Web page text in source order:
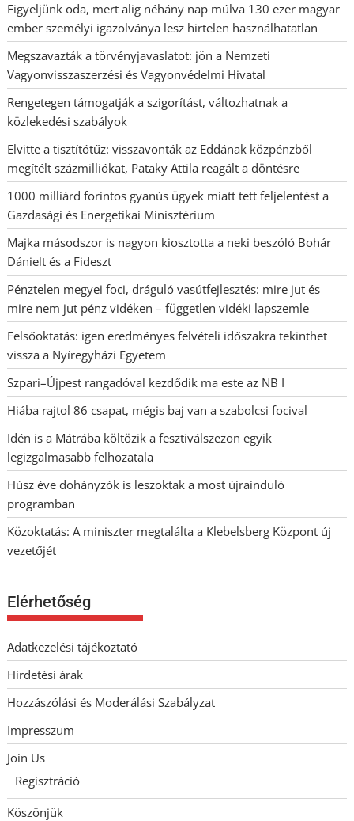
Figyeljünk oda, mert alig néhány nap múlva 130 ezer magyar
ember személyi igazolványa lesz hirtelen használhatatlan
Megszavazták a törvényjavaslatot: jön a Nemzeti
Vagyonvisszaszerzési és Vagyonvédelmi Hivatal
Rengetegen támogatják a szigorítást, változhatnak a
közlekedési szabályok
Elvitte a tisztítótűz: visszavonták az Eddának közpénzből
megítélt százmilliókat, Pataky Attila reagált a döntésre
1000 milliárd forintos gyanús ügyek miatt tett feljelentést a
Gazdasági és Energetikai Minisztérium
Majka másodszor is nagyon kiosztotta a neki beszóló Bohár
Dánielt és a Fideszt
Pénztelen megyei foci, dráguló vasútfejlesztés: mire jut és
mire nem jut pénz vidéken – független vidéki lapszemle
Felsőoktatás: igen eredményes felvételi időszakra tekinthet
vissza a Nyíregyházi Egyetem
Szpari–Újpest rangadóval kezdődik ma este az NB I
Hiába rajtol 86 csapat, mégis baj van a szabolcsi focival
Idén is a Mátrába költözik a fesztiválszezon egyik
legizgalmasabb felhozatala
Húsz éve dohányzók is leszoktak a most újrainduló
programban
Közoktatás: A miniszter megtalálta a Klebelsberg Központ új
vezetőjét
Elérhetőség
Adatkezelési tájékoztató
Hirdetési árak
Hozzászólási és Moderálási Szabályzat
Impresszum
Join Us
Regisztráció
Köszönjük